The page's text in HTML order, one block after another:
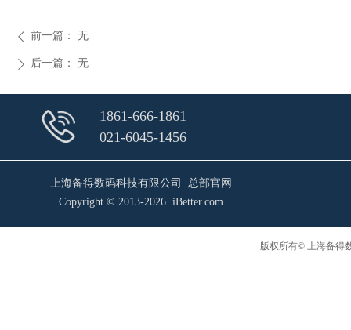
ꄴ 前一篇： 无
ꄲ 后一篇： 无
上海备得数码科技有限公司 总部官网
Copyright © 2013-2026 iBetter.com
1861-666-1861
021-6045-1456
版权所有© 上海备得